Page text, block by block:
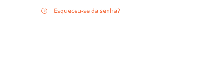
 Esqueceu-se da senha?